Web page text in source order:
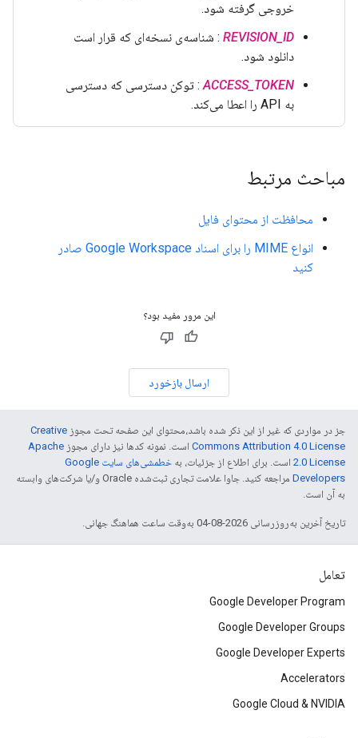
خروجی گرفته شود.
REVISION_ID : شناسه‌ی نسخه‌ای که قرار است
دانلود شود.
ACCESS_TOKEN: توکن دسترسی که دسترسی
به API را اعطا می‌کند.
مباحث مرتبط
محافظت از محتوای فایل
انواع MIME را برای اسناد Google Workspace صادر
کنید
این مرور مفید بود؟
ارسال بازخورد
جز در مواردی که غیر از این ذکر شده باشد،‌محتوای این صفحه تحت مجوز Creative
Commons Attribution 4.0 License است. نمونه کدها نیز دارای مجوز Apache
2.0 License است. برای اطلاع از جزئیات، به
خطمشی‌های سایت Google
Developers‏
مراجعه کنید. جاوا علامت تجاری ثبت‌شده Oracle و/یا شرکت‌های وابسته
به آن است.
تاریخ آخرین به‌روزرسانی 2026-08-04 به‌وقت ساعت هماهنگ جهانی.
تعامل
Google Developer Program
Google Developer Groups
Google Developer Experts
Accelerators
Google Cloud & NVIDIA